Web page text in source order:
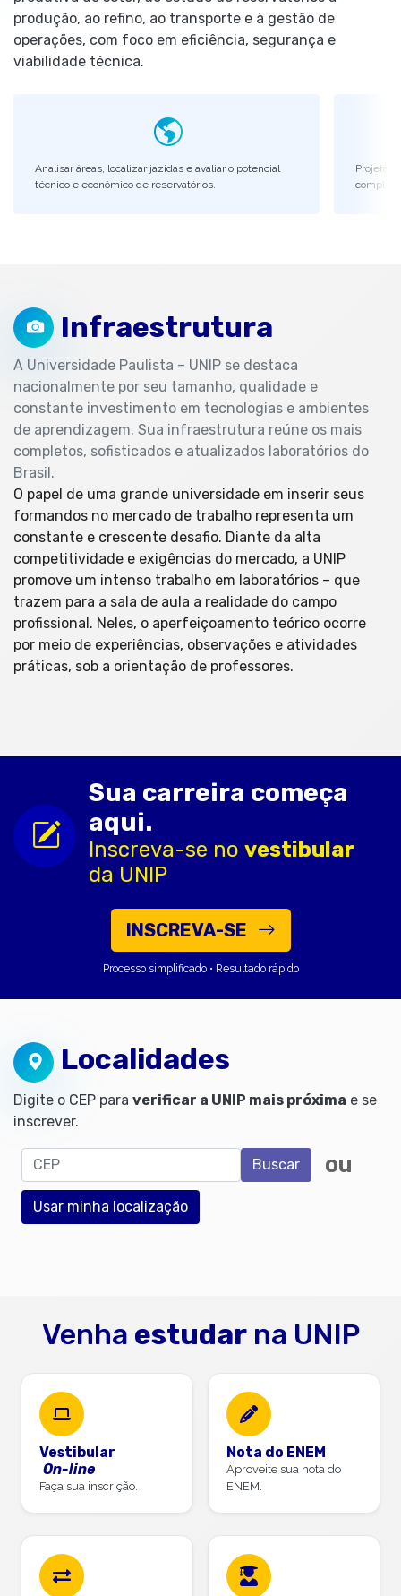
produção, ao refino, ao transporte e à gestão de
operações, com foco em eficiência, segurança e
viabilidade técnica.
Analisar áreas, localizar jazidas e avaliar o potencial
técnico e econômico de reservatórios.
Projetar
Infraestrutura
A Universidade Paulista – UNIP se destaca
nacionalmente por seu tamanho, qualidade e
constante investimento em tecnologias e ambientes
de aprendizagem. Sua infraestrutura reúne os mais
completos, sofisticados e atualizados laboratórios do
Brasil.
O papel de uma grande universidade em inserir seus
formandos no mercado de trabalho representa um
constante e crescente desafio. Diante da alta
competitividade e exigências do mercado, a UNIP
promove um intenso trabalho em laboratórios – que
trazem para a sala de aula a realidade do campo
profissional. Neles, o aperfeiçoamento teórico ocorre
por meio de experiências, observações e atividades
práticas, sob a orientação de professores.
Sua carreira começa
aqui.
Inscreva-se no vestibular
da UNIP
INSCREVA-SE
Processo simplificado • Resultado rápido
Localidades
Digite o CEP para verificar a UNIP mais próxima e se
inscrever.
CEP Buscar ou
Usar minha localização
Venha estudarna UNIP
Vestibular
On-line
Faça sua inscrição.
Nota do ENEM
Aproveite sua nota do
ENEM.